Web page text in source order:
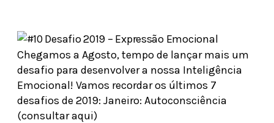
Chegamos a Agosto, tempo de lançar mais um
desafio para desenvolver a nossa Inteligência
Emocional! Vamos recordar os últimos 7
desafios de 2019: Janeiro: Autoconsciência
(consultar aqui)